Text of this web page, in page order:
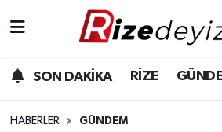
SON DAKİKA RİZE
HABERLER GÜNDEM
Gündem
Rize Hava Durumu